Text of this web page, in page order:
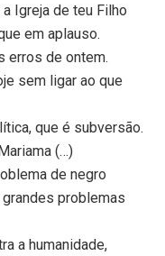
Igreja de teu Filho
em aplauso.
erros de ontem.
sem ligar ao que
que é subversão.
(…)
de negro
problemas
a humanidade,